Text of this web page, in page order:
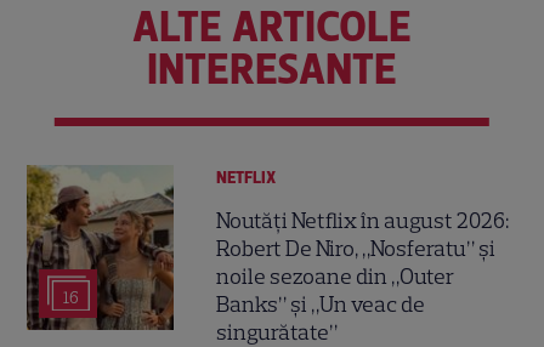
ALTE ARTICOLE
INTERESANTE
16
NETFLIX
Noutăți Netflix în august 2026:
Robert De Niro, „Nosferatu” și
noile sezoane din „Outer
Banks” și „Un veac de
singurătate”